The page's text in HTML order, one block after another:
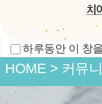
의료진소
HOME > 커뮤
하루동안 이 창